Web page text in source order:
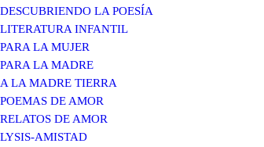
DESCUBRIENDO LA POESÍA
LITERATURA INFANTIL
PARA LA MUJER
PARA LA MADRE
A LA MADRE TIERRA
POEMAS DE AMOR
RELATOS DE AMOR
LYSIS-AMISTAD